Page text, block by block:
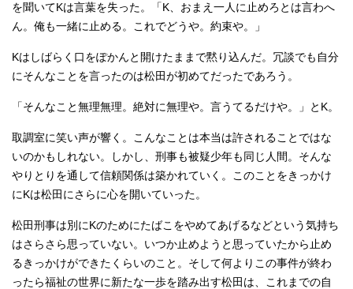
を聞いてKは言葉を失った。「K、おまえ一人に止めろとは言わへ
ん。俺も一緒に止める。これでどうや。約束や。」
Kはしばらく口をぽかんと開けたままで黙り込んだ。冗談でも自分
にそんなことを言ったのは松田が初めてだったであろう。
「そんなこと無理無理。絶対に無理や。言うてるだけや。」とK。
取調室に笑い声が響く。こんなことは本当は許されることではな
いのかもしれない。しかし、刑事も被疑少年も同じ人間。そんな
やりとりを通して信頼関係は築かれていく。このことをきっかけ
にKは松田にさらに心を開いていった。
松田刑事は別にKのためにたばこをやめてあげるなどという気持ち
はさらさら思っていない。いつか止めようと思っていたから止め
るきっかけができたくらいのこと。そして何よりこの事件が終わ
ったら福祉の世界に新たな一歩を踏み出す松田は、これまでの自